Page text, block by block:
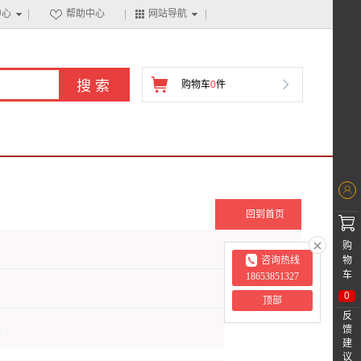
帮助中心 网站导航
 
购物车0件
回到首页
咨询热线
18653851327
顶部


购
物
车
0
反
馈
建
议